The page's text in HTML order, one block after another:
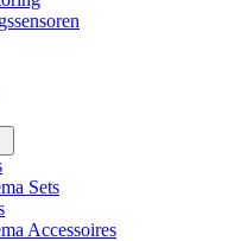
Sets
Accessoires